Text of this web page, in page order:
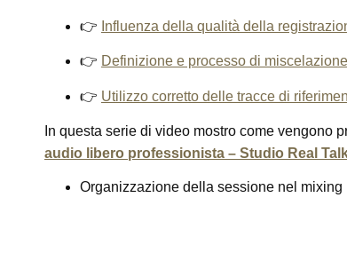
👉 Influenza della qualità della
👉 Definizione e processo di miscelazione
👉 Utilizzo corretto delle tracce di
In questa serie di video mostro come vengono
audio libero professionista – Studio Real
Organizzazione della sessione nel